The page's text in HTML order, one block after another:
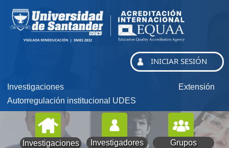
Investigaciones
Extensión
Autorregulación institucional UDES
Investigaciones Investigadores Grupos
INICIAR SESIÓN